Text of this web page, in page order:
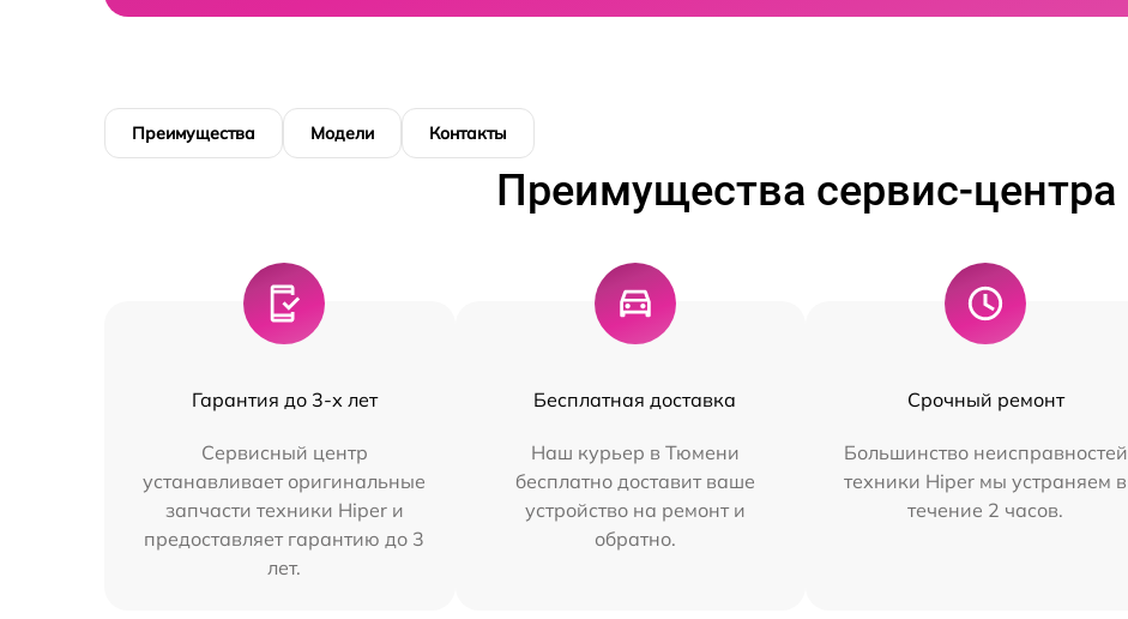
Преимущества Модели Контакты
Преимущества сервис-центра
Гарантия до 3-х лет
Сервисный центр
устанавливает оригинальные
запчасти техники Hiper и
предоставляет гарантию до 3
лет.
Бесплатная доставка
Наш курьер в Тюмени
бесплатно доставит ваше
устройство на ремонт и
обратно.
Срочный ремонт
Большинство неисправностей
техники Hiper мы устраняем в
течение 2 часов.